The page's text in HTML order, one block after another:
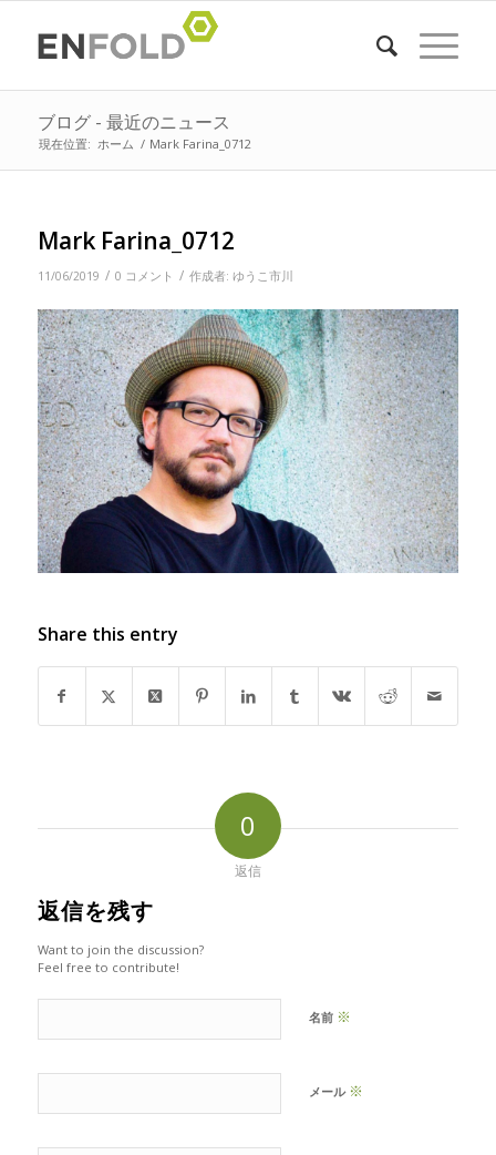
ブログ - 最近のニュース
現在位置: ホーム / Mark Farina_0712
Mark Farina_0712
11/06/2019 / 0 コメント / 作成者: ゆうこ市川
Share this entry
0
返信
返信を残す
Want to join the discussion?
Feel free to contribute!
名前 ※
メール ※